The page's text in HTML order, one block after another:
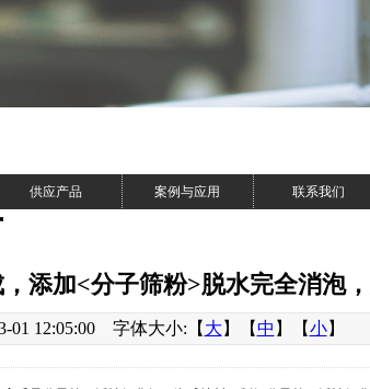
供应产品 案例与应用 联系我们
添加<分子筛粉>脱水完全消泡
01 12:05:00 字体大小:【 大 】【中 】【小】